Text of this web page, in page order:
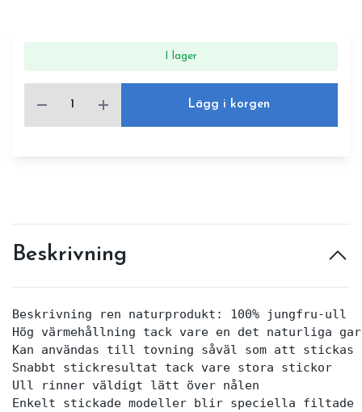
I lager
Lägg i korgen
Beskrivning
Beskrivning ren naturprodukt: 100% jungfru-ull
Hög värmehållning tack vare en det naturliga
Kan användas till tovning såväl som att
Snabbt stickresultat tack vare stora stickor
Ull rinner väldigt lätt över nålen
Enkelt stickade modeller blir speciella filtade